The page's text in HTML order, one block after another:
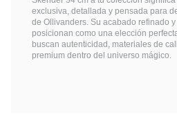
exclusiva, detallada y pensada para
de Ollivanders. Su acabado refinado
posicionan como una elección
buscan autenticidad, materiales de
premium dentro del universo mágico.